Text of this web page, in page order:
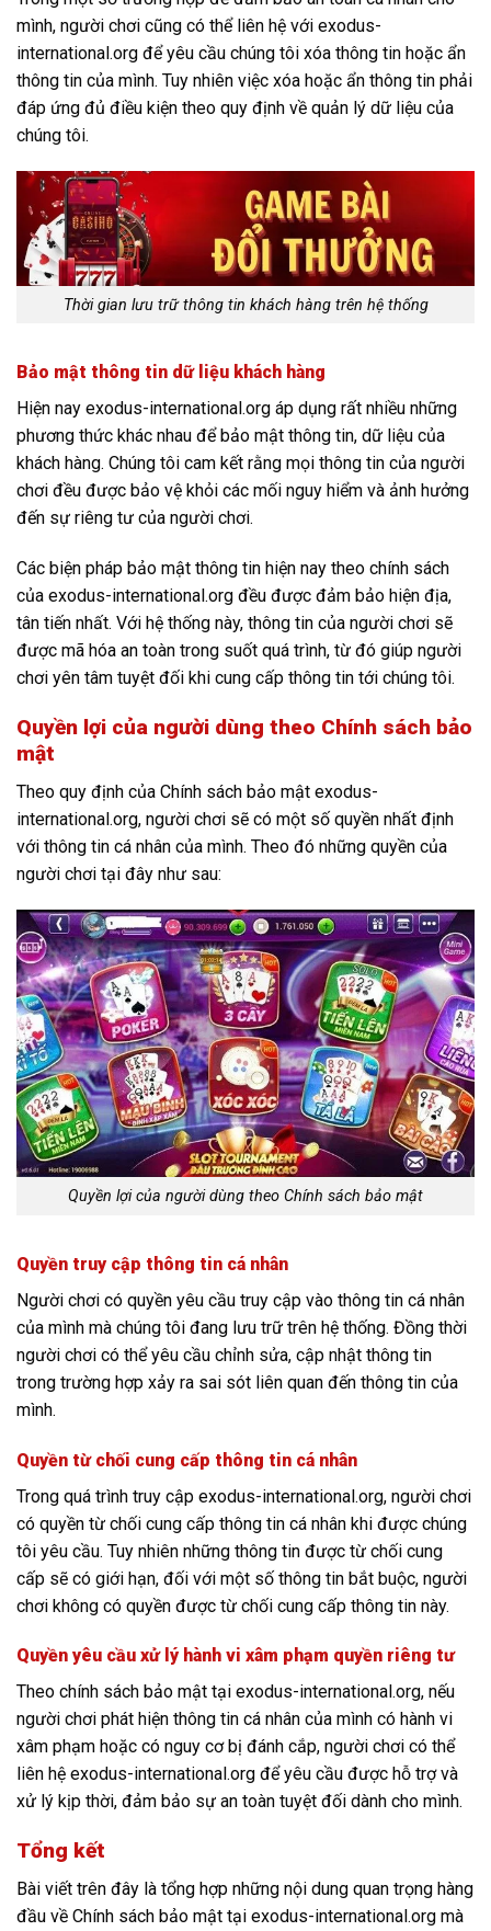
mình, người chơi cũng có thể liên hệ với exodus-
international.org để yêu cầu chúng tôi xóa thông tin hoặc ẩn
thông tin của mình. Tuy nhiên việc xóa hoặc ẩn thông tin phải
đáp ứng đủ điều kiện theo quy định về quản lý dữ liệu của
chúng tôi.
Thời gian lưu trữ thông tin khách hàng trên hệ thống
Bảo mật thông tin dữ liệu khách hàng
Hiện nay exodus-international.org áp dụng rất nhiều những
phương thức khác nhau để bảo mật thông tin, dữ liệu của
khách hàng. Chúng tôi cam kết rằng mọi thông tin của người
chơi đều được bảo vệ khỏi các mối nguy hiểm và ảnh hưởng
đến sự riêng tư của người chơi.
Các biện pháp bảo mật thông tin hiện nay theo chính sách
của exodus-international.org đều được đảm bảo hiện địa,
tân tiến nhất. Với hệ thống này, thông tin của người chơi sẽ
được mã hóa an toàn trong suốt quá trình, từ đó giúp người
chơi yên tâm tuyệt đối khi cung cấp thông tin tới chúng tôi.
Quyền lợi của người dùng theo Chính sách bảo
mật
Theo quy định của Chính sách bảo mật exodus-
international.org, người chơi sẽ có một số quyền nhất định
với thông tin cá nhân của mình. Theo đó những quyền của
người chơi tại đây như sau:
Quyền lợi của người dùng theo Chính sách bảo mật
Quyền truy cập thông tin cá nhân
Người chơi có quyền yêu cầu truy cập vào thông tin cá nhân
của mình mà chúng tôi đang lưu trữ trên hệ thống. Đồng thời
người chơi có thể yêu cầu chỉnh sửa, cập nhật thông tin
trong trường hợp xảy ra sai sót liên quan đến thông tin của
mình.
Quyền từ chối cung cấp thông tin cá nhân
Trong quá trình truy cập exodus-international.org, người chơi
có quyền từ chối cung cấp thông tin cá nhân khi được chúng
tôi yêu cầu. Tuy nhiên những thông tin được từ chối cung
cấp sẽ có giới hạn, đối với một số thông tin bắt buộc, người
chơi không có quyền được từ chối cung cấp thông tin này.
Quyền yêu cầu xử lý hành vi xâm phạm quyền riêng tư
Theo chính sách bảo mật tại exodus-international.org, nếu
người chơi phát hiện thông tin cá nhân của mình có hành vi
xâm phạm hoặc có nguy cơ bị đánh cắp, người chơi có thể
liên hệ exodus-international.org để yêu cầu được hỗ trợ và
xử lý kịp thời, đảm bảo sự an toàn tuyệt đối dành cho mình.
Tổng kết
Bài viết trên đây là tổng hợp những nội dung quan trọng hàng
đầu về Chính sách bảo mật tại exodus-international.org mà